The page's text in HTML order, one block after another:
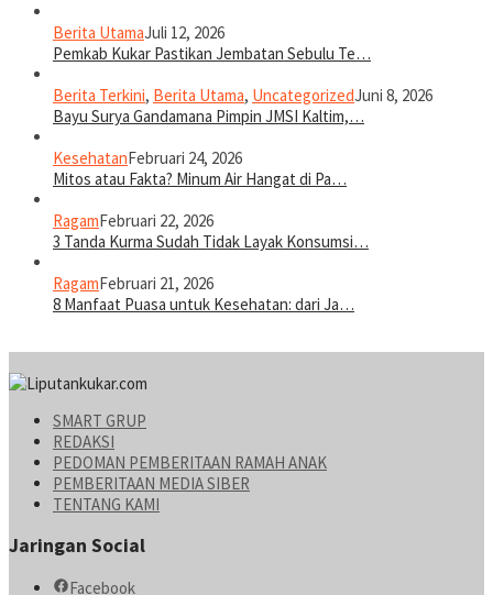
Berita UtamaJuli 12, 2026
Pemkab Kukar Pastikan Jembatan Sebulu Te…
Berita Terkini, Berita Utama, UncategorizedJuni 8, 2026
Bayu Surya Gandamana Pimpin JMSI Kaltim,…
KesehatanFebruari 24, 2026
Mitos atau Fakta? Minum Air Hangat di Pa…
RagamFebruari 22, 2026
3 Tanda Kurma Sudah Tidak Layak Konsumsi…
RagamFebruari 21, 2026
8 Manfaat Puasa untuk Kesehatan: dari Ja…
SMART GRUP
REDAKSI
PEDOMAN PEMBERITAAN RAMAH ANAK
PEMBERITAAN MEDIA SIBER
TENTANG KAMI
Jaringan Social
Facebook